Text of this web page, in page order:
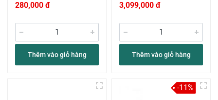
280,000 đ
Thêm vào giỏ hàng
3,099,000 đ
Thêm vào giỏ hàng
-11%